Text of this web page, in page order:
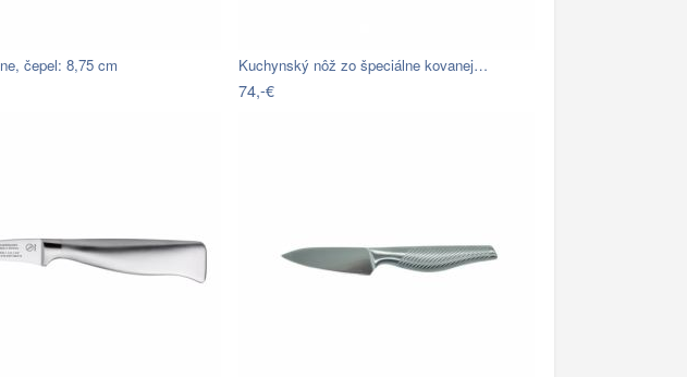
čepel: 8,75 cm Kuchynský nôž zo špeciálne kovanej…
74,-€